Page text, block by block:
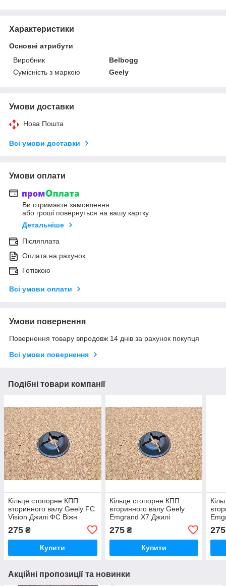
Характеристики
Основні атрибути
Виробник
Belbogg
Сумісність з маркою
Geely
Умови доставки
Нова Пошта
Всі умови доставки
Умови оплати
Ви отримаєте замовлення
або гроші повернуться на вашу картку
Детальніше
Післяплата
Оплата на рахунок
Готівкою
Всі умови оплати
Умови повернення
Повернення товару впродовж 14 днів за рахунок покупця
Всі умови повернення
Подібні товари компанії
Кільце стопорне КПП
вторинного валу Geely FC
Vision Джилі ФС Віжн
275 ₴
Купити
Кільце стопорне КПП
вторинного валу Geely
Emgrand X7 Джилі
Емгранд Ікс7
275₴
Купити
275
Акційні пропозиції та новинки